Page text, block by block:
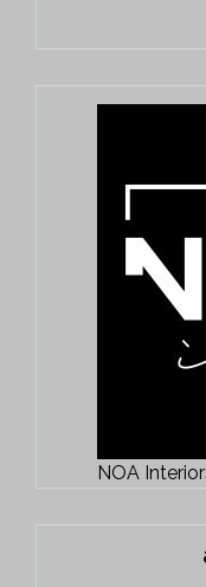
NOA